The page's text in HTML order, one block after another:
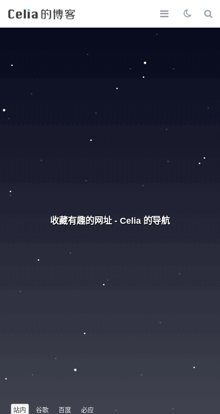
收藏有趣的网址 - Celia 的导航
站内 谷歌 百度 必应